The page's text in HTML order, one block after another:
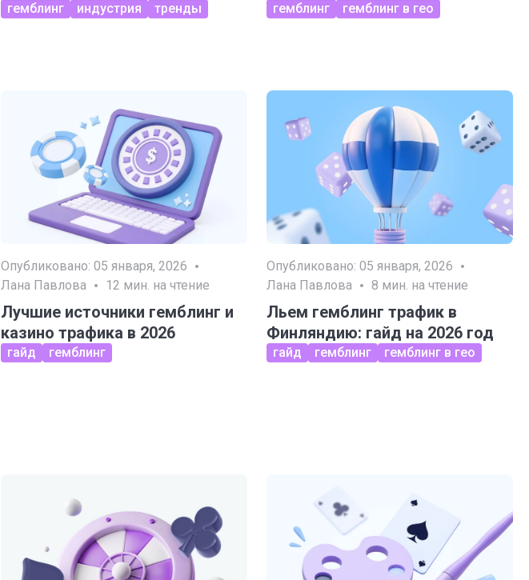
гемблинг индустрия тренды гемблинг гемблинг в гео
Опубликовано: 05 января, 2026
Лана Павлова
12 мин. на чтение
Лучшие источники гемблинг и
казино трафика в 2026
гайд гемблинг
Опубликовано: 05 января, 2026
Лана Павлова
8 мин. на чтение
Льем гемблинг трафик в
Финляндию: гайд на 2026 год
гайд гемблинг гемблинг в гео